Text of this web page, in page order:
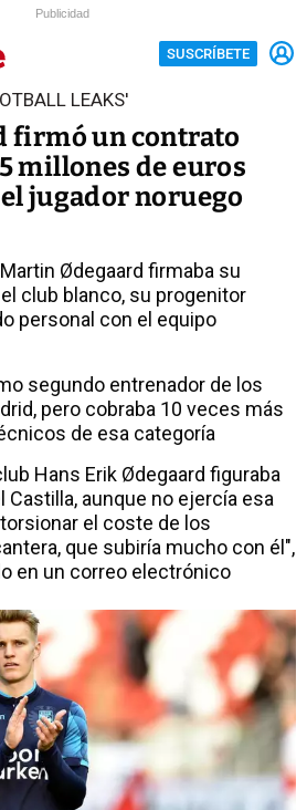
Publicidad
SUSCRÍBETE
LEAKS'
firmó un contrato
millones de euros
jugador noruego
Ødegaard firmaba su
club blanco, su progenitor
personal con el equipo
segundo entrenador de los
pero cobraba 10 veces más
de esa categoría
Hans Erik Ødegaard figuraba
aunque no ejercía esa
el coste de los
que subiría mucho con él",
en un correo electrónico